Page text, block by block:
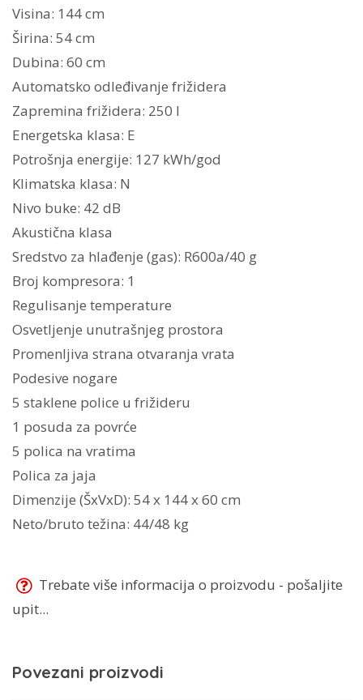
Visina: 144 cm
Širina: 54 cm
Dubina: 60 cm
Automatsko odleđivanje frižidera
Zapremina frižidera: 250 l
Energetska klasa: E
Potrošnja energije: 127 kWh/god
Klimatska klasa: N
Nivo buke: 42 dB
Akustična klasa
Sredstvo za hlađenje (gas): R600a/40 g
Broj kompresora: 1
Regulisanje temperature
Osvetljenje unutrašnjeg prostora
Promenljiva strana otvaranja vrata
Podesive nogare
5 staklene police u frižideru
1 posuda za povrće
5 polica na vratima
Polica za jaja
Dimenzije (ŠxVxD): 54 x 144 x 60 cm
Neto/bruto težina: 44/48 kg
Trebate više informacija o proizvodu - pošaljite
upit...
Povezani proizvodi